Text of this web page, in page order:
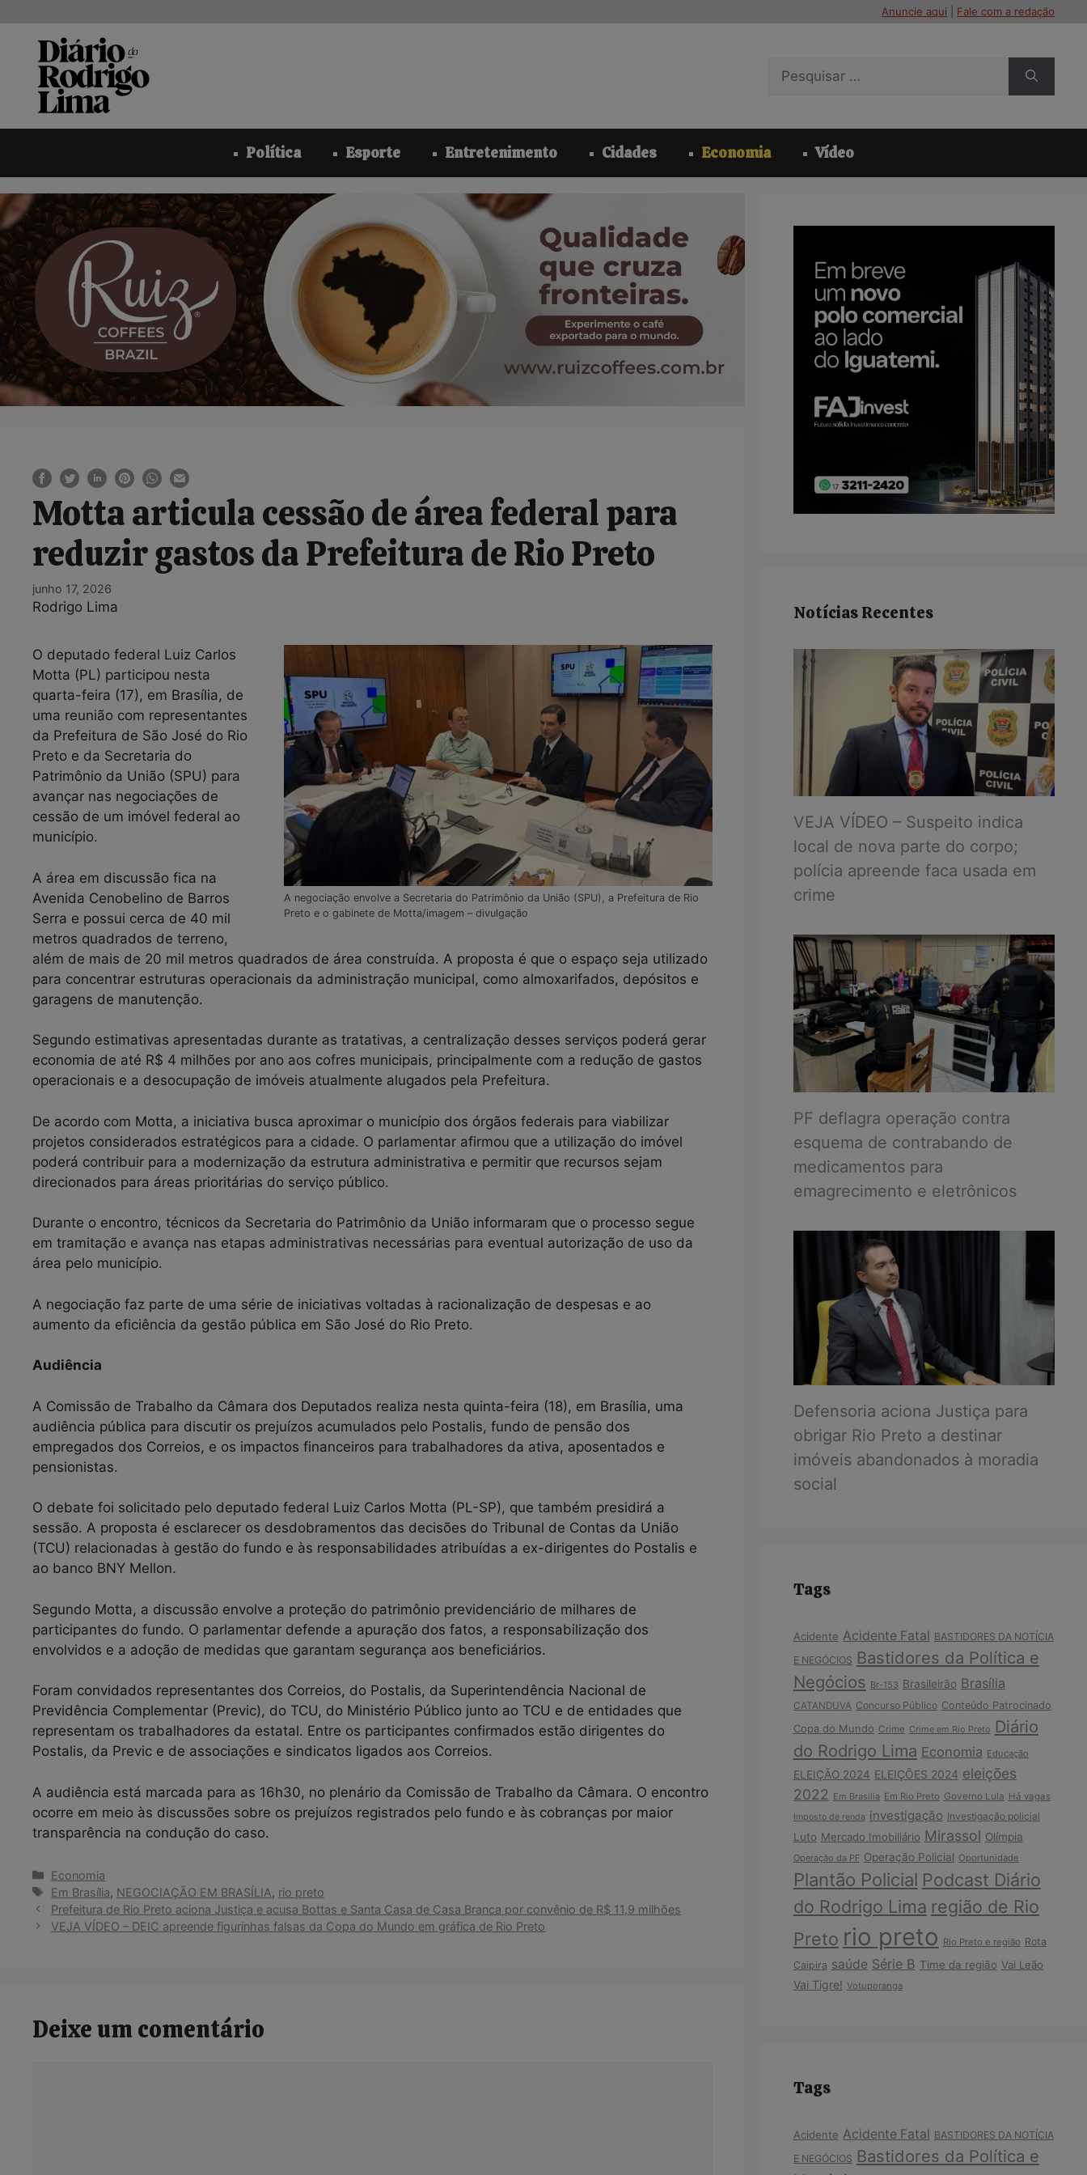
conteúdo
Anuncie aqui Fale com a redação
por:
Política Esporte Entretenimento Cidades Economia Vídeo
Motta articula cessão de área federal para
reduzir gastos da Prefeitura de Rio Preto
junho 17, 2026
Rodrigo Lima
A negociação envolve a Secretaria do Patrimônio da União (SPU), a Prefeitura de Rio
Preto e o gabinete de Motta/imagem – divulgação
O deputado federal Luiz Carlos
Motta (PL) participou nesta
quarta-feira (17), em Brasília, de
uma reunião com representantes
da Prefeitura de São José do Rio
Preto e da Secretaria do
Patrimônio da União (SPU) para
avançar nas negociações de
cessão de um imóvel federal ao
município.
A área em discussão fica na
Avenida Cenobelino de Barros
Serra e possui cerca de 40 mil
metros quadrados de terreno,
além de mais de 20 mil metros quadrados de área construída. A proposta é que o espaço seja utilizado
para concentrar estruturas operacionais da administração municipal, como almoxarifados, depósitos e
garagens de manutenção.
Segundo estimativas apresentadas durante as tratativas, a centralização desses serviços poderá gerar
economia de até R$ 4 milhões por ano aos cofres municipais, principalmente com a redução de gastos
operacionais e a desocupação de imóveis atualmente alugados pela Prefeitura.
De acordo com Motta, a iniciativa busca aproximar o município dos órgãos federais para viabilizar
projetos considerados estratégicos para a cidade. O parlamentar afirmou que a utilização do imóvel
poderá contribuir para a modernização da estrutura administrativa e permitir que recursos sejam
direcionados para áreas prioritárias do serviço público.
Durante o encontro, técnicos da Secretaria do Patrimônio da União informaram que o processo segue
em tramitação e avança nas etapas administrativas necessárias para eventual autorização de uso da
área pelo município.
A negociação faz parte de uma série de iniciativas voltadas à racionalização de despesas e ao
aumento da eficiência da gestão pública em São José do Rio Preto.
Audiência
A Comissão de Trabalho da Câmara dos Deputados realiza nesta quinta-feira (18), em Brasília, uma
audiência pública para discutir os prejuízos acumulados pelo Postalis, fundo de pensão dos
empregados dos Correios, e os impactos financeiros para trabalhadores da ativa, aposentados e
pensionistas.
O debate foi solicitado pelo deputado federal Luiz Carlos Motta (PL-SP), que também presidirá a
sessão. A proposta é esclarecer os desdobramentos das decisões do Tribunal de Contas da União
(TCU) relacionadas à gestão do fundo e às responsabilidades atribuídas a ex-dirigentes do Postalis e
ao banco BNY Mellon.
Segundo Motta, a discussão envolve a proteção do patrimônio previdenciário de milhares de
participantes do fundo. O parlamentar defende a apuração dos fatos, a responsabilização dos
envolvidos e a adoção de medidas que garantam segurança aos beneficiários.
Foram convidados representantes dos Correios, do Postalis, da Superintendência Nacional de
Previdência Complementar (Previc), do TCU, do Ministério Público junto ao TCU e de entidades que
representam os trabalhadores da estatal. Entre os participantes confirmados estão dirigentes do
Postalis, da Previc e de associações e sindicatos ligados aos Correios.
A audiência está marcada para as 16h30, no plenário da Comissão de Trabalho da Câmara. O encontro
ocorre em meio às discussões sobre os prejuízos registrados pelo fundo e às cobranças por maior
transparência na condução do caso.
Categorias
Economia
Tags
Em Brasília, NEGOCIAÇÃO EM BRASÍLIA, rio preto
Prefeitura de Rio Preto aciona Justiça e acusa Bottas e Santa Casa de Casa Branca por convênio de R$ 11,9 milhões
VEJA VÍDEO – DEIC apreende figurinhas falsas da Copa do Mundo em gráfica de Rio Preto
Deixe um comentário
Notícias Recentes
VEJA VÍDEO – Suspeito indica
local de nova parte do corpo;
polícia apreende faca usada em
crime
PF deflagra operação contra
esquema de contrabando de
medicamentos para
emagrecimento e eletrônicos
Defensoria aciona Justiça para
obrigar Rio Preto a destinar
imóveis abandonados à moradia
social
Tags
Acidente Acidente Fatal BASTIDORES DA NOTÍCIA
E NEGÓCIOS Bastidores da Política e
Negócios Br-153 Brasileirão Brasília
CATANDUVA Concurso Público Conteúdo Patrocinado
Copa do Mundo Crime Crime em Rio Preto Diário
do Rodrigo Lima Economia Educação
ELEIÇÃO 2024 ELEIÇÕES 2024 eleições
2022 Em Brasília Em Rio Preto Governo Lula Há vagas
Imposto de renda investigação Investigação policial
Luto Mercado Imobiliário Mirassol Olímpia
Operação da PF Operação Policial Oportunidade
Plantão Policial Podcast Diário
do Rodrigo Lima região de Rio
Preto rio preto Rio Preto e região Rota
Caipira saúde Série B Time da região Vai Leão
Vai Tigre! Votuporanga
Tags
Acidente Acidente Fatal BASTIDORES DA NOTÍCIA
E NEGÓCIOS Bastidores da Política e